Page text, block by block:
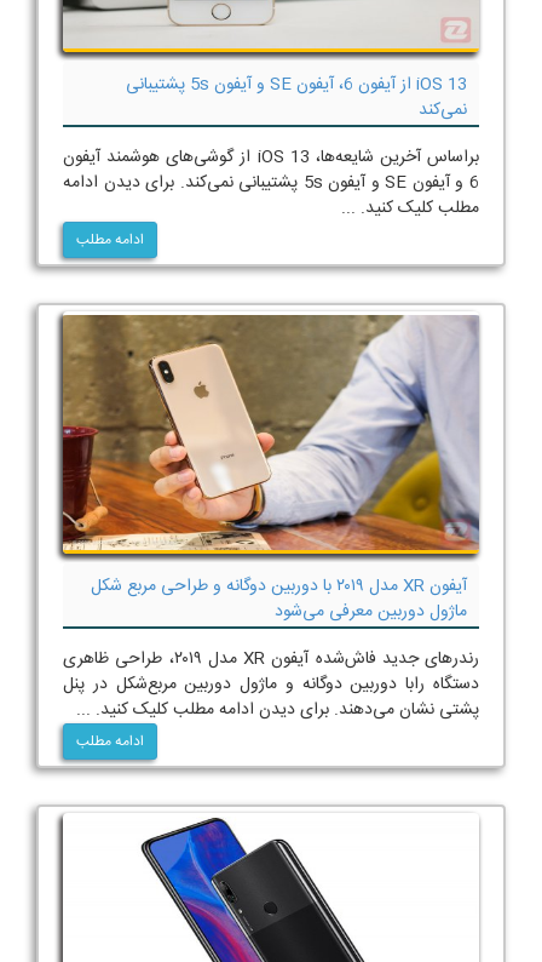
iOS 13 از آیفون 6، آیفون SE و آیفون 5s پشتیبانی
نمی‌کند
براساس آخرین شایعه‌ها، iOS 13 از گوشی‌های هوشمند آیفون
6 و آیفون SE و آیفون 5s پشتیبانی نمی‌کند. برای دیدن ادامه
مطلب کلیک کنید. ...
ادامه مطلب
آیفون XR مدل ۲۰۱۹ با دوربین دوگانه و طراحی مربع شکل
ماژول دوربین معرفی می‌شود
رندرهای جدید فاش‌شده آیفون XR مدل ۲۰۱۹، طراحی ظاهری
دستگاه رابا دوربین دوگانه و ماژول دوربین مربع‌شکل در پنل
پشتی نشان می‌دهند. برای دیدن ادامه مطلب کلیک کنید. ...
ادامه مطلب